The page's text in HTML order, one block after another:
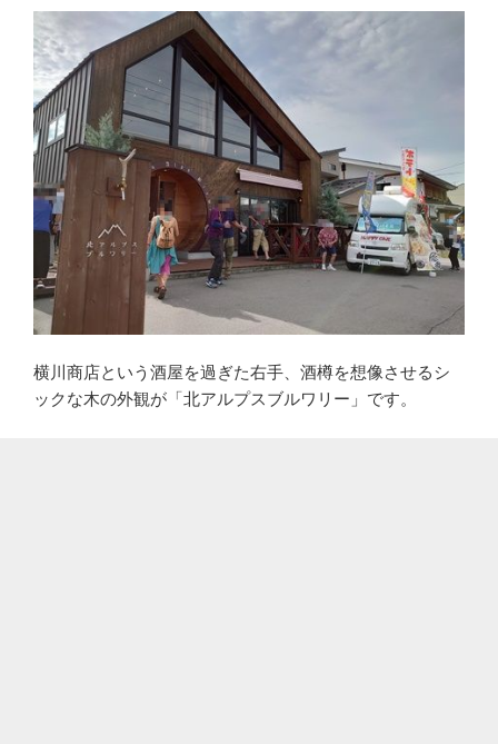
横川商店という酒屋を過ぎた右手、酒樽を想像させるシ
ックな木の外観が「北アルプスブルワリー」です。